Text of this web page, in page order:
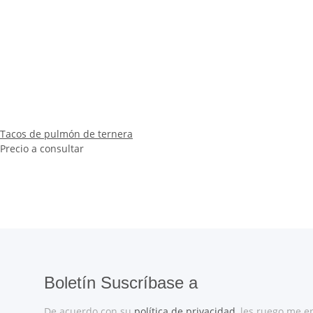
Tacos de pulmón de ternera
Precio a consultar
Boletín Suscríbase a